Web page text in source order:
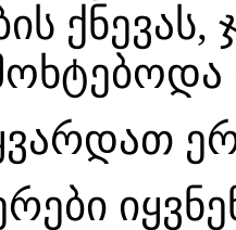
ქნევას,